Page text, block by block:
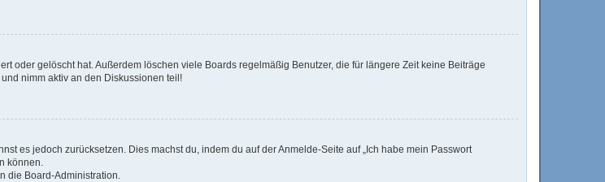
oder gelöscht hat. Außerdem löschen viele Boards regelmäßig Benutzer, die für längere Zeit keine Beiträge
nimm aktiv an den Diskussionen teil!
es jedoch zurücksetzen. Dies machst du, indem du auf der Anmelde-Seite auf „Ich habe mein Passwort
können.
die Board-Administration.